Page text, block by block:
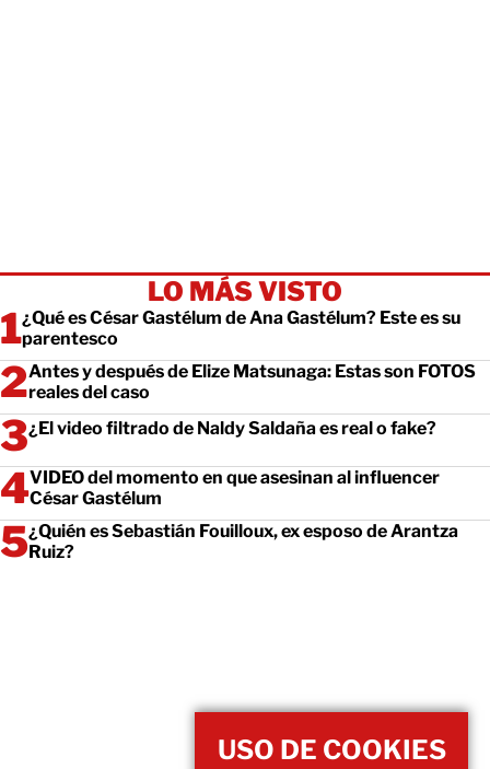
LO MÁS VISTO
¿Qué es César Gastélum de Ana Gastélum? Este es su
parentesco
Antes y después de Elize Matsunaga: Estas son FOTOS
reales del caso
¿El video filtrado de Naldy Saldaña es real o fake?
VIDEO del momento en que asesinan al influencer
César Gastélum
¿Quién es Sebastián Fouilloux, ex esposo de Arantza
Ruiz?
USO DE COOKIES